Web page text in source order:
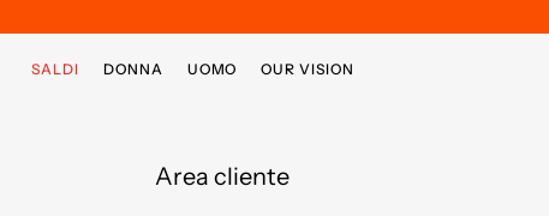
SALDI DONNA UOMO OUR VISION
Area cliente